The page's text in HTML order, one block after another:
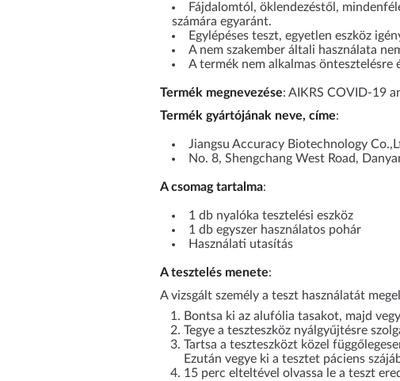
Fájdalomtól, öklendezéstől,
számára egyaránt.
Egylépéses teszt, egyetlen eszköz
A nem szakember általi használata
A termék nem alkalmas öntesztelésre
Termék megnevezése: AIKRS COVID-19
Termék gyártójának neve, címe:
Jiangsu Accuracy Biotechnology
No. 8, Shengchang West Road,
A csomag tartalma:
1 db nyalóka tesztelési eszköz
1 db egyszer használatos pohár
Használati utasítás
A tesztelés menete:
A vizsgált személy a teszt használatát
Bontsa ki az alufólia tasakot, majd
Tegye a teszteszköz nyálgyűjtésre
Tartsa a teszteszközt közel
Ezután vegye ki a tesztet páciens
15 perc elteltével olvassa le a teszt